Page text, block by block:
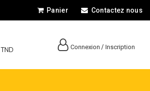
Panier Contactez nous
TND Connexion / Inscription